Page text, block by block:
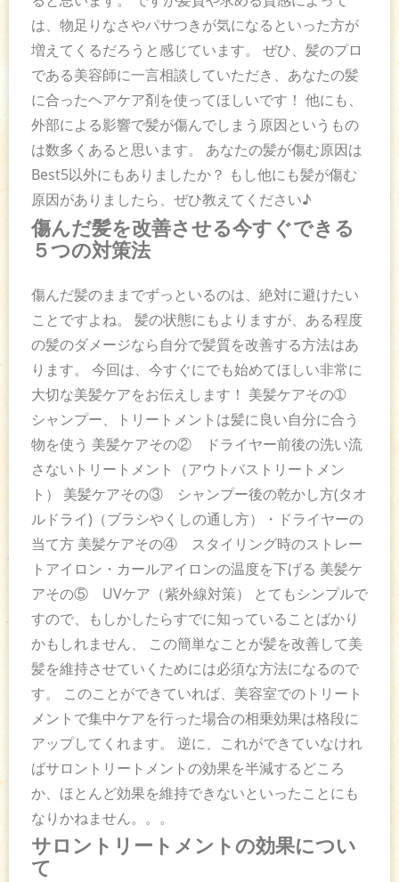
は、物足りなさやパサつきが気になるといった方が
増えてくるだろうと感じています。 ぜひ、髪のプロ
である美容師に一言相談していただき、あなたの髪
に合ったヘアケア剤を使ってほしいです！ 他にも、
外部による影響で髪が傷んでしまう原因というもの
は数多くあると思います。 あなたの髪が傷む原因は
Best5以外にもありましたか？ もし他にも髪が傷む
原因がありましたら、ぜひ教えてください♪
傷んだ髪を改善させる今すぐできる
５つの対策法
傷んだ髪のままでずっといるのは、絶対に避けたい
ことですよね。 髪の状態にもよりますが、ある程度
の髪のダメージなら自分で髪質を改善する方法はあ
ります。 今回は、今すぐにでも始めてほしい非常に
大切な美髪ケアをお伝えします！ 美髪ケアその➀
シャンプー、トリートメントは髪に良い自分に合う
物を使う 美髪ケアその② ドライヤー前後の洗い流
さないトリートメント（アウトバストリートメン
ト） 美髪ケアその③ シャンプー後の乾かし方(タオ
ルドライ)（ブラシやくしの通し方）・ドライヤーの
当て方 美髪ケアその④ スタイリング時のストレー
トアイロン・カールアイロンの温度を下げる 美髪ケ
アその⑤ UVケア（紫外線対策） とてもシンプルで
すので、もしかしたらすでに知っていることばかり
かもしれません、 この簡単なことが髪を改善して美
髪を維持させていくためには必須な方法になるので
す。 このことができていれば、美容室でのトリート
メントで集中ケアを行った場合の相乗効果は格段に
アップしてくれます。 逆に、これができていなけれ
ばサロントリートメントの効果を半減するどころ
か、ほとんど効果を維持できないといったことにも
なりかねません。。。
サロントリートメントの効果につい
て